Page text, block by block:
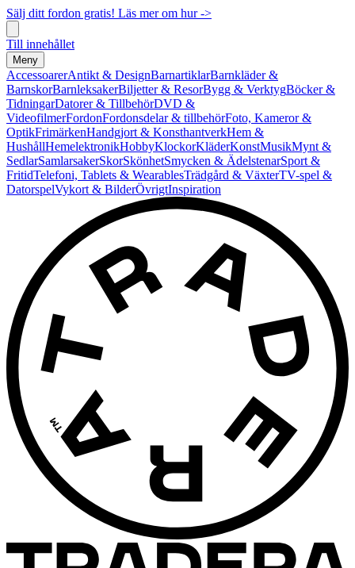
Sälj ditt fordon gratis! Läs mer om hur ->
Till innehållet
Meny
AccessoarerAntikt & DesignBarnartiklarBarnkläder &
BarnskorBarnleksakerBiljetter & ResorBygg & VerktygBöcker &
TidningarDatorer & TillbehörDVD &
VideofilmerFordonFordonsdelar & tillbehörFoto, Kameror &
OptikFrimärkenHandgjort & KonsthantverkHem &
HushållHemelektronikHobbyKlockorKläderKonstMusikMynt &
SedlarSamlarsakerSkorSkönhetSmycken & ÄdelstenarSport &
FritidTelefoni, Tablets & WearablesTrädgård & VäxterTV-spel &
DatorspelVykort & BilderÖvrigtInspiration